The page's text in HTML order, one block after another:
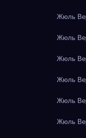
Жюль
Жюль
Жюль
Жюль
Жюль
Жюль